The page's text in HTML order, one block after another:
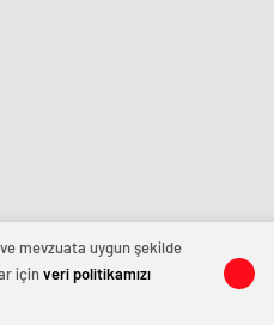
mevzuata uygun şekilde
içinveri politikamızı